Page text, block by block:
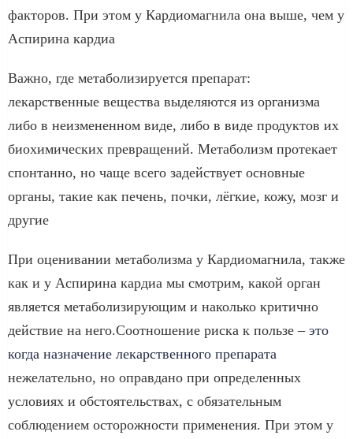
факторов. При этом у Кардиомагнила она выше, чем у
Аспирина кардиа
Важно, где метаболизируется препарат:
лекарственные вещества выделяются из организма
либо в неизмененном виде, либо в виде продуктов их
биохимических превращений. Метаболизм протекает
спонтанно, но чаще всего задействует основные
органы, такие как печень, почки, лёгкие, кожу, мозг и
другие
При оценивании метаболизма у Кардиомагнила, также
как и у Аспирина кардиа мы смотрим, какой орган
является метаболизирующим и наколько критично
действие на него.Соотношение риска к пользе – это
когда назначение лекарственного препарата
нежелательно, но оправдано при определенных
условиях и обстоятельствах, с обязательным
соблюдением осторожности применения. При этом у